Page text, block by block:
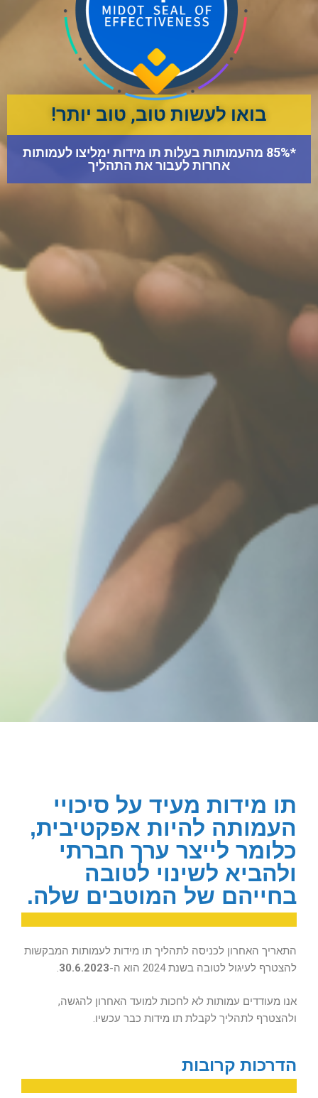
בואו לעשות טוב, טוב יותר!
*85% מהעמותות בעלות תו מידות ימליצו לעמותות
אחרות לעבור את התהליך
תו מידות מעיד על סיכויי
העמותה להיות אפקטיבית,
כלומר לייצר ערך חברתי
ולהביא לשינוי לטובה
בחייהם של המוטבים שלה.
התאריך האחרון לכניסה לתהליך תו מידות לעמותות המבקשות
להצטרף לעיגול לטובה בשנת 2024 הוא ה-
30.6.2023
.
אנו מעודדים עמותות לא לחכות למועד האחרון להגשה,
ולהצטרף לתהליך לקבלת תו מידות כבר עכשיו.
הדרכות קרובות